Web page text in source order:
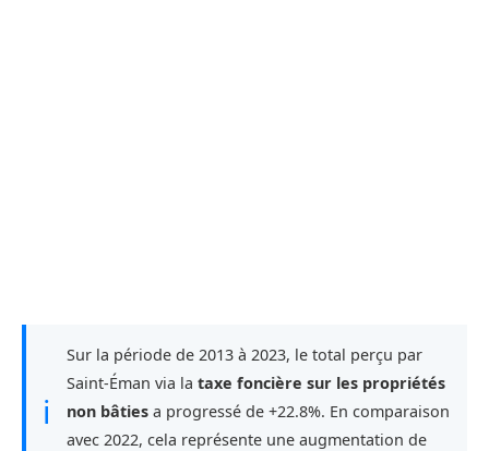
ℹ
Sur la période de 2013 à 2023, le total perçu par
Saint-Éman via la taxe foncière sur les propriétés
non bâties a progressé de +22.8%. En comparaison
avec 2022, cela représente une augmentation de